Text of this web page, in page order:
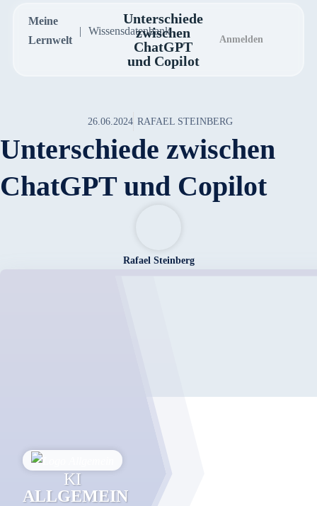
Meine
Lernwelt
Wissensdatenbank
Unterschiede
zwischen
ChatGPT
und Copilot
Anmelden
26.06.2024 RAFAEL STEINBERG
Unterschiede zwischen
ChatGPT und Copilot
Rafael Steinberg
KI
ALLGEMEIN